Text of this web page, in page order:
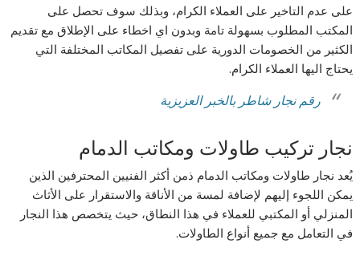
على عدم التاخير على العملاء الكرام، وبذلك سوف تحصل على
المكتب المطلوب بسهولة تامة وبدون اي اخطاء على الإطلاق مع تقديم
الكثير من الخصومات الدورية على تفصيل المكاتب المختلفة التي
يحتاج اليها العملاء الكرام.
رقم نجار شاطر بالخبر العزيزية
نجار تركيب طاولات ومكاتب الدمام
يُعد نجار طاولات ومكاتب الدمام ذمن أكثر الفنيين المحترفين الذين
يمكن اللجوء إليهم لإضافة لمسة من الأناقة والاستقرار على الأثاث
المنزلي أو المكتبي للعملاء في هذا النطاق، حيث يتخصص هذا النجار
في التعامل مع جميع أنواع الطاولات.